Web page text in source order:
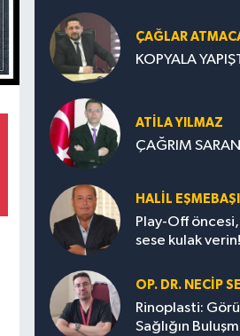
ÇAĞLAR
KOPYALA
ATILA YILMAZ
ÇAĞRIM
HALIL EŞMEBAŞI
Play-Off
sese kulak verin!
OP. DR. NECIP
Rinoplasti:
Sağlığın